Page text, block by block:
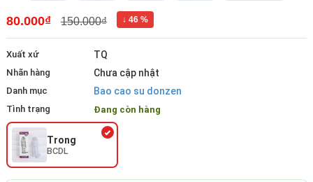
80.000₫ 150.000₫ ↓ 46 %
Xuất xứ TQ
Nhãn hàng Chưa cập nhật
Danh mục Bao cao su donzen
Tình trạng Đang còn hàng
Trong
BCDL